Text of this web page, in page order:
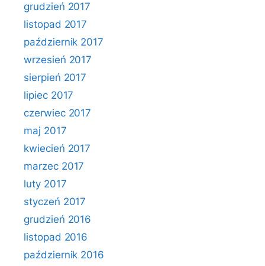
grudzień 2017
listopad 2017
październik 2017
wrzesień 2017
sierpień 2017
lipiec 2017
czerwiec 2017
maj 2017
kwiecień 2017
marzec 2017
luty 2017
styczeń 2017
grudzień 2016
listopad 2016
październik 2016